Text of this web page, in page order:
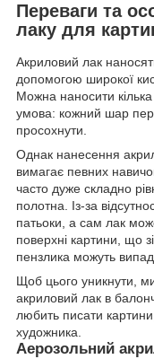
Переваги та
лаку для
Акриловий лак
допомогою широкої
Можна наносити
умова: кожний шар
просохнути.
Однак нанесення
вимагає певних
часто дуже складно
полотна. Із-за
патьоки, а сам лак
поверхні картини, що
пензлика можуть
Щоб цього уникнути,
акриловий лак в
любить писати
художника.
Аерозольний